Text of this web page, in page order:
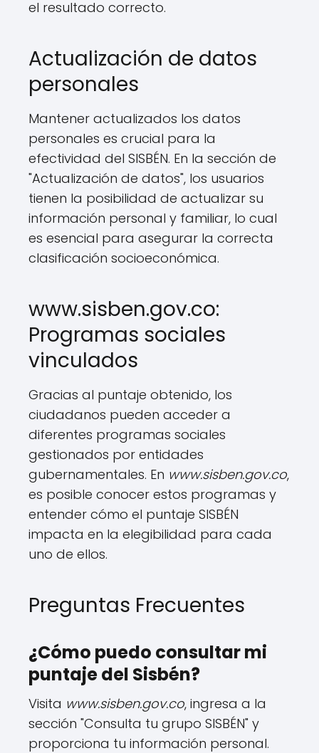
el resultado correcto.
Actualización de datos
personales
Mantener actualizados los datos
personales es crucial para la
efectividad del SISBÉN. En la sección de
"Actualización de datos", los usuarios
tienen la posibilidad de actualizar su
información personal y familiar, lo cual
es esencial para asegurar la correcta
clasificación socioeconómica.
www.sisben.gov.co:
Programas sociales
vinculados
Gracias al puntaje obtenido, los
ciudadanos pueden acceder a
diferentes programas sociales
gestionados por entidades
gubernamentales. En www.sisben.gov.co,
es posible conocer estos programas y
entender cómo el puntaje SISBÉN
impacta en la elegibilidad para cada
uno de ellos.
Preguntas Frecuentes
¿Cómo puedo consultar mi
puntaje del Sisbén?
Visita www.sisben.gov.co, ingresa a la
sección "Consulta tu grupo SISBÉN" y
proporciona tu información personal.